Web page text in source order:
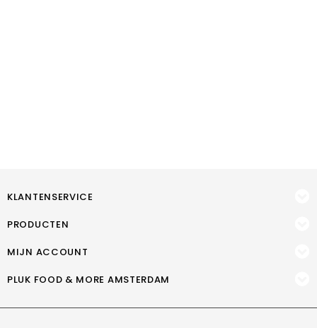
KLANTENSERVICE
PRODUCTEN
MIJN ACCOUNT
PLUK FOOD & MORE AMSTERDAM